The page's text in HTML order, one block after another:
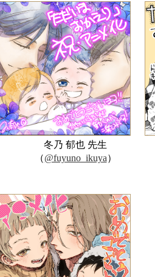
冬乃 郁也 先生
（@fuyuno_ikuya）